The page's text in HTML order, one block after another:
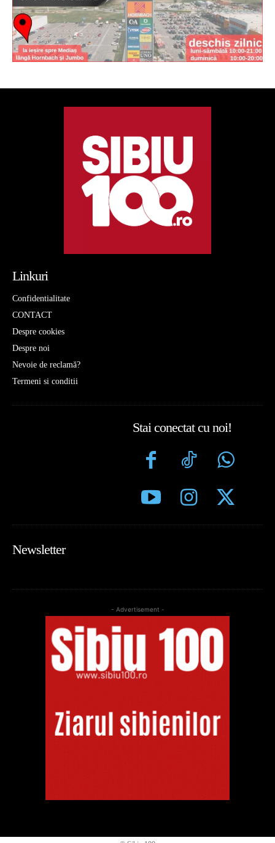
Linkuri
Confidentialitate
CONTACT
Despre cookies
Despre noi
Nevoie de reclamă?
Termeni si conditii
Stai conectat cu noi!
Newsletter
- Advertisement -